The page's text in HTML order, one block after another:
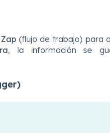
Zap (flujo de trabajo) para
, la información se